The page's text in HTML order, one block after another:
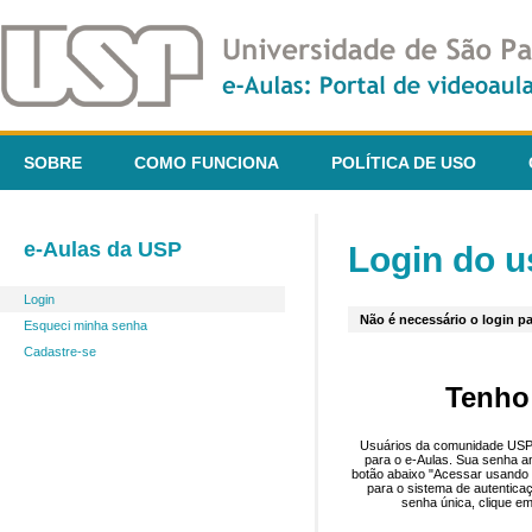
SOBRE COMO FUNCIONA POLÍTICA DE USO
e-Aulas da USP
Login
Esqueci minha senha
Cadastre-se
Login do
Não é necessário o login
Usuários da comunidade
para o e-Aulas. Sua senha
botão abaixo "Acessar
para o sistema de
senha única, clique